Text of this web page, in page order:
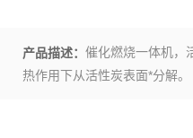
产品描述： 催化燃烧一体机，
热作用下从活性炭表面*分解。